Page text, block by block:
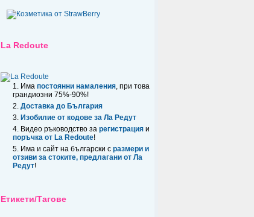
La Redoute
Има постоянни намаления, при това
грандиозни 75%-90%!
Доставка до България
Изобилие от кодове за Ла Редут
Видео ръководство за регистрация и
поръчка от La Redoute!
Има и сайт на български с размери и
отзиви за стоките, предлагани от Ла
Редут!
Етикети/Тагове